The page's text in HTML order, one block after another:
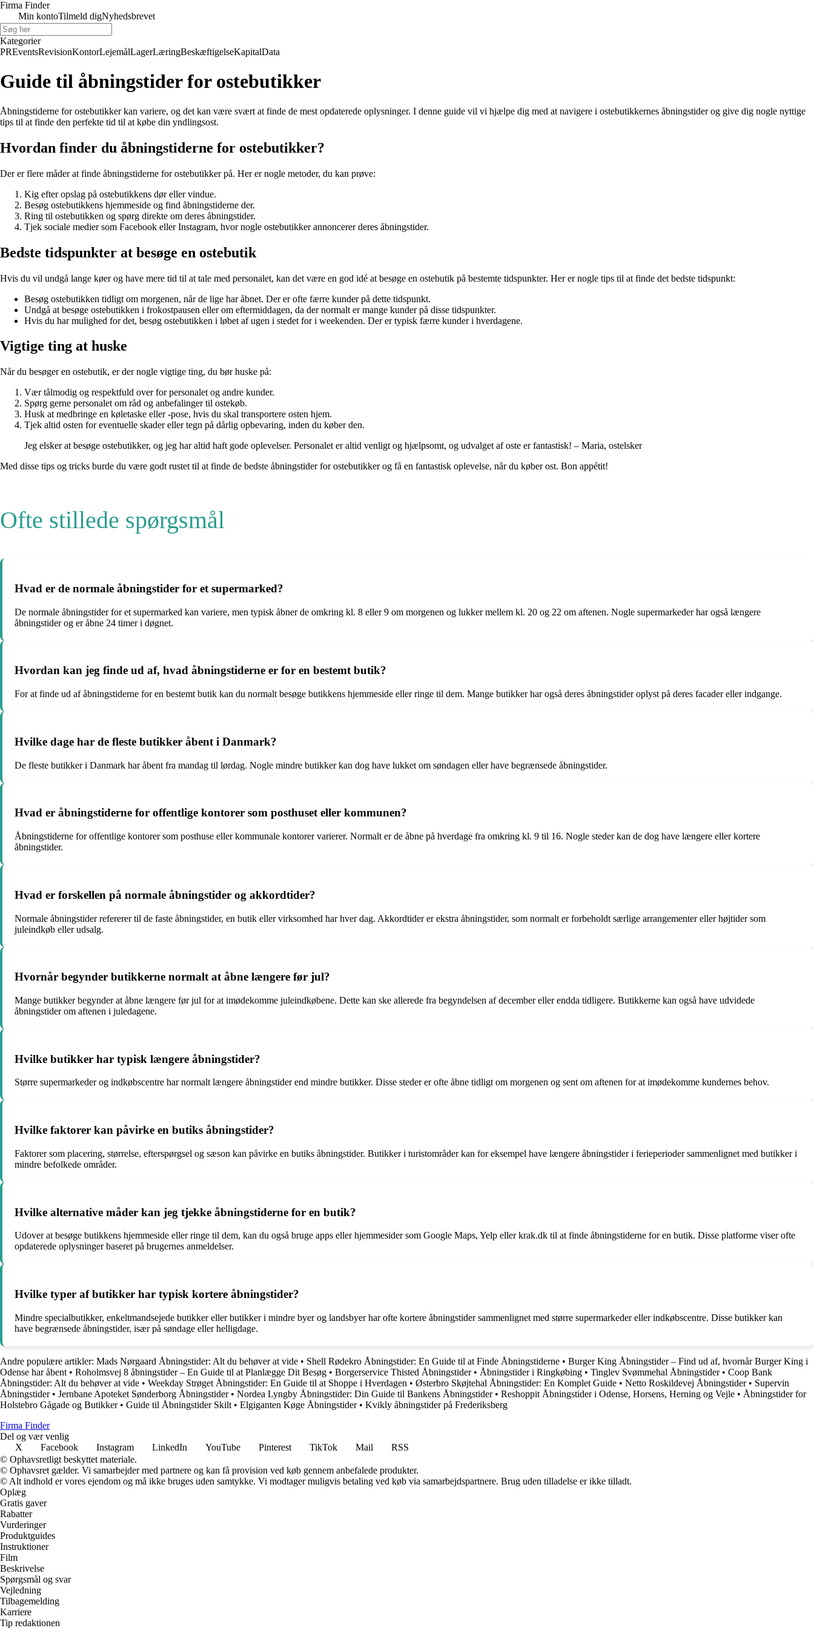
Firma Finder
Min kontoTilmeld digNyhedsbrevet
Kategorier
PREventsRevisionKontorLejemålLagerLæringBeskæftigelseKapitalData
Guide til åbningstider for ostebutikker
Åbningstiderne for ostebutikker kan variere, og det kan være svært at finde de mest opdaterede oplysninger. I denne guide vil vi hjælpe dig med at navigere i ostebutikkernes åbningstider og give dig nogle nyttige
tips til at finde den perfekte tid til at købe din yndlingsost.
Hvordan finder du åbningstiderne for ostebutikker?
Der er flere måder at finde åbningstiderne for ostebutikker på. Her er nogle metoder, du kan prøve:
Kig efter opslag på ostebutikkens dør eller vindue.
Besøg ostebutikkens hjemmeside og find åbningstiderne der.
Ring til ostebutikken og spørg direkte om deres åbningstider.
Tjek sociale medier som Facebook eller Instagram, hvor nogle ostebutikker annoncerer deres åbningstider.
Bedste tidspunkter at besøge en ostebutik
Hvis du vil undgå lange køer og have mere tid til at tale med personalet, kan det være en god idé at besøge en ostebutik på bestemte tidspunkter. Her er nogle tips til at finde det bedste tidspunkt:
Besøg ostebutikken tidligt om morgenen, når de lige har åbnet. Der er ofte færre kunder på dette tidspunkt.
Undgå at besøge ostebutikken i frokostpausen eller om eftermiddagen, da der normalt er mange kunder på disse tidspunkter.
Hvis du har mulighed for det, besøg ostebutikken i løbet af ugen i stedet for i weekenden. Der er typisk færre kunder i hverdagene.
Vigtige ting at huske
Når du besøger en ostebutik, er der nogle vigtige ting, du bør huske på:
Vær tålmodig og respektfuld over for personalet og andre kunder.
Spørg gerne personalet om råd og anbefalinger til ostekøb.
Husk at medbringe en køletaske eller -pose, hvis du skal transportere osten hjem.
Tjek altid osten for eventuelle skader eller tegn på dårlig opbevaring, inden du køber den.
Jeg elsker at besøge ostebutikker, og jeg har altid haft gode oplevelser. Personalet er altid venligt og hjælpsomt, og udvalget af oste er fantastisk! – Maria, ostelsker
Med disse tips og tricks burde du være godt rustet til at finde de bedste åbningstider for ostebutikker og få en fantastisk oplevelse, når du køber ost. Bon appétit!
Ofte stillede spørgsmål
Hvad er de normale åbningstider for et supermarked?
De normale åbningstider for et supermarked kan variere, men typisk åbner de omkring kl. 8 eller 9 om morgenen og lukker mellem kl. 20 og 22 om aftenen. Nogle supermarkeder har også længere
åbningstider og er åbne 24 timer i døgnet.
Hvordan kan jeg finde ud af, hvad åbningstiderne er for en bestemt butik?
For at finde ud af åbningstiderne for en bestemt butik kan du normalt besøge butikkens hjemmeside eller ringe til dem. Mange butikker har også deres åbningstider oplyst på deres facader eller indgange.
Hvilke dage har de fleste butikker åbent i Danmark?
De fleste butikker i Danmark har åbent fra mandag til lørdag. Nogle mindre butikker kan dog have lukket om søndagen eller have begrænsede åbningstider.
Hvad er åbningstiderne for offentlige kontorer som posthuset eller kommunen?
Åbningstiderne for offentlige kontorer som posthuse eller kommunale kontorer varierer. Normalt er de åbne på hverdage fra omkring kl. 9 til 16. Nogle steder kan de dog have længere eller kortere
åbningstider.
Hvad er forskellen på normale åbningstider og akkordtider?
Normale åbningstider refererer til de faste åbningstider, en butik eller virksomhed har hver dag. Akkordtider er ekstra åbningstider, som normalt er forbeholdt særlige arrangementer eller højtider som
juleindkøb eller udsalg.
Hvornår begynder butikkerne normalt at åbne længere før jul?
Mange butikker begynder at åbne længere før jul for at imødekomme juleindkøbene. Dette kan ske allerede fra begyndelsen af december eller endda tidligere. Butikkerne kan også have udvidede
åbningstider om aftenen i juledagene.
Hvilke butikker har typisk længere åbningstider?
Større supermarkeder og indkøbscentre har normalt længere åbningstider end mindre butikker. Disse steder er ofte åbne tidligt om morgenen og sent om aftenen for at imødekomme kundernes behov.
Hvilke faktorer kan påvirke en butiks åbningstider?
Faktorer som placering, størrelse, efterspørgsel og sæson kan påvirke en butiks åbningstider. Butikker i turistområder kan for eksempel have længere åbningstider i ferieperioder sammenlignet med butikker i
mindre befolkede områder.
Hvilke alternative måder kan jeg tjekke åbningstiderne for en butik?
Udover at besøge butikkens hjemmeside eller ringe til dem, kan du også bruge apps eller hjemmesider som Google Maps, Yelp eller krak.dk til at finde åbningstiderne for en butik. Disse platforme viser ofte
opdaterede oplysninger baseret på brugernes anmeldelser.
Hvilke typer af butikker har typisk kortere åbningstider?
Mindre specialbutikker, enkeltmandsejede butikker eller butikker i mindre byer og landsbyer har ofte kortere åbningstider sammenlignet med større supermarkeder eller indkøbscentre. Disse butikker kan
have begrænsede åbningstider, især på søndage eller helligdage.
Andre populære artikler: Mads Nørgaard Åbningstider: Alt du behøver at vide • Shell Rødekro Åbningstider: En Guide til at Finde Åbningstiderne • Burger King Åbningstider – Find ud af, hvornår Burger King i
Odense har åbent • Roholmsvej 8 åbningstider – En Guide til at Planlægge Dit Besøg • Borgerservice Thisted Åbningstider• Åbningstider i Ringkøbing • Tinglev Svømmehal Åbningstider• Coop Bank
Åbningstider: Alt du behøver at vide • Weekday Strøget Åbningstider: En Guide til at Shoppe i Hverdagen • Østerbro Skøjtehal Åbningstider: En Komplet Guide • Netto Roskildevej Åbningstider• Supervin
Åbningstider• Jernbane Apoteket Sønderborg Åbningstider• Nordea Lyngby Åbningstider: Din Guide til Bankens Åbningstider • Reshoppit Åbningstider i Odense, Horsens, Herning og Vejle • Åbningstider for
Holstebro Gågade og Butikker• Guide til Åbningstider Skilt • Elgiganten Køge Åbningstider• Kvikly åbningstider på Frederiksberg
Firma Finder
Del og vær venlig
X
Facebook Instagram LinkedIn YouTube Pinterest TikTok Mail
RSS
© Ophavsretligt beskyttet materiale.
© Ophavsret gælder. Vi samarbejder med partnere og kan få provision ved køb gennem anbefalede produkter.
© Alt indhold er vores ejendom og må ikke bruges uden samtykke. Vi modtager muligvis betaling ved køb via samarbejdspartnere. Brug uden tilladelse er ikke tilladt.
Oplæg
Gratis gaver
Rabatter
Vurderinger
Produktguides
Instruktioner
Film
Beskrivelse
Spørgsmål og svar
Vejledning
Tilbagemelding
Karriere
Tip redaktionen